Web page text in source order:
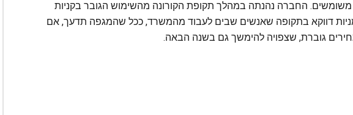
משומשים. החברה נהנתה במהלך תקופת הקורונה מהשימוש הגובר בקניות
מניות דווקא בתקופה שאנשים שבים לעבוד מהמשרד, ככל שהמגפה תדעך, אם
גוברת, שצפויה להימשך גם בשנה הבאה.